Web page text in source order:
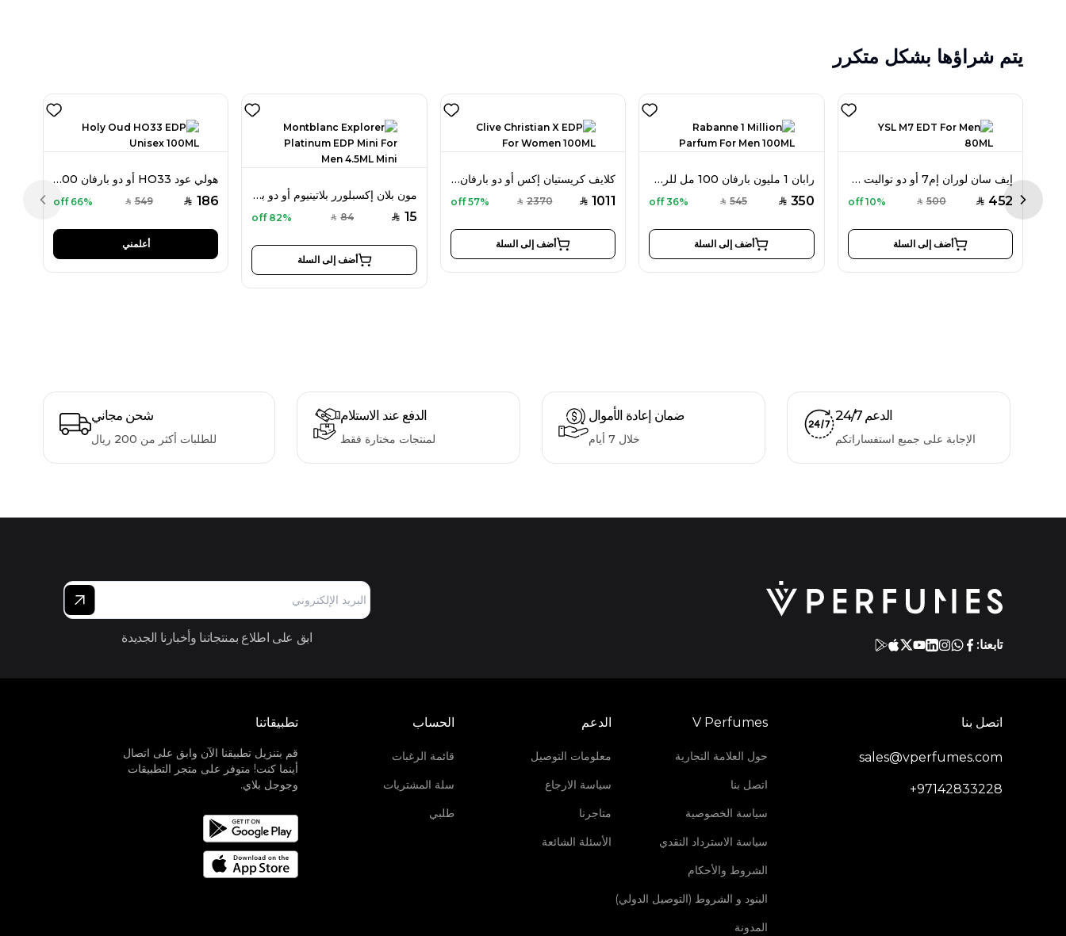
يتم شراؤها بشكل متكرر
هولي عود HO33 أو دو بارفان 100 مل للجنسين
SAR 186
SAR 549
66% off
أعلمني
مون بلان إكسبلورر بلاتينيوم أو دو بارفان ميني 4.5 مل للرجال
SAR 15
SAR 84
82% off
أضف إلى السلة
كلايف كريستيان إكس أو دو بارفان 100 مل للنساء
SAR 1011
SAR 2370
57% off
أضف إلى السلة
رابان 1 مليون بارفان 100 مل للرجال
SAR 350
SAR 545
36% off
أضف إلى السلة
إيف سان لوران إم7 أو دو تواليت 80 مل للرجال
SAR 452
SAR 500
10% off
أضف إلى السلة
Previous slide Next
شحن مجاني
للطلبات أكثر من 200 ريال
الدفع عند الاستلام
لمنتجات مختارة فقط
ضمان إعادة الأموال
خلال 7 أيام
الدعم 24/7
الإجابة على جميع استفساراتكم
تابعنا: ابق على اطلاع بمنتجاتنا وأخبارنا الجديدة
اتصل بنا
sales@vperfumes.com
+97142833228
V Perfumes
حول العلامة التجارية
اتصل بنا
سياسة الخصوصية
سياسة الاسترداد النقدي
الشروط والأحكام
البنود و الشروط (التوصيل الدولي)
المدونة
الدعم
معلومات التوصيل
سياسة الارجاع
متاجرنا
الأسئلة الشائعة
الحساب
قائمة الرغبات
سلة المشتريات
طلبي
تطبيقاتنا
قم بتنزيل تطبيقنا الآن وابق على اتصال
أينما كنت! متوفر على متجر التطبيقات
وجوجل بلاي.